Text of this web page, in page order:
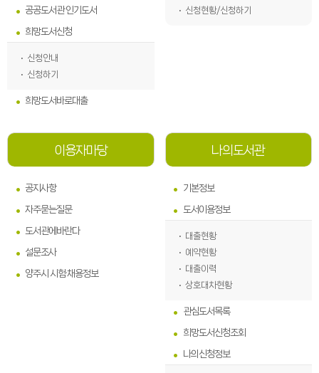
공공도서관 인기도서
희망도서신청
신청안내
신청하기
희망도서바로대출
신청현황/신청하기
이용자마당
공지사항
자주묻는질문
도서관에바란다
설문조사
양주시 시험·채용정보
나의도서관
기본정보
도서이용정보
대출현황
예약현황
대출이력
상호대차현황
관심도서목록
희망도서신청조회
나의신청정보